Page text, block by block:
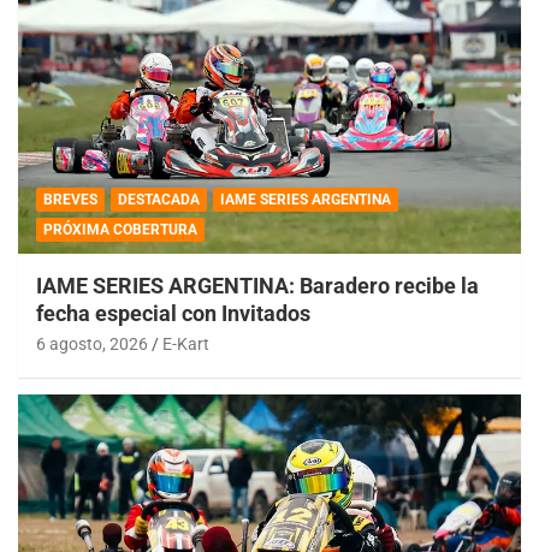
BREVES DESTACADA
IAME SERIES ARGENTINA
PRÓXIMA COBERTURA
IAME SERIES ARGENTINA: Baradero recibe la
fecha especial con Invitados
6 agosto, 2026 E-Kart